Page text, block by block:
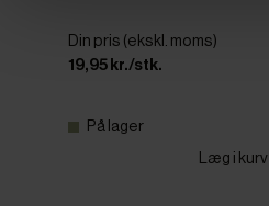
Din pris (ekskl. moms)
19,95 kr./stk.
På lager
Læg i kurv